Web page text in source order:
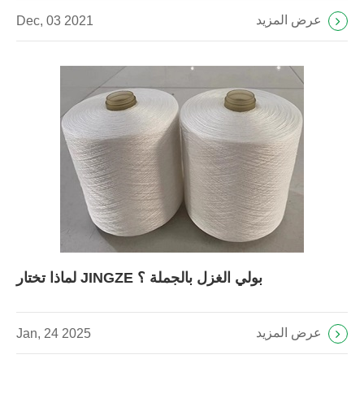
Dec, 03 2021 عرض المزيد
لماذا تختار JINGZE بولي الغزل بالجملة ؟
Jan, 24 2025 عرض المزيد